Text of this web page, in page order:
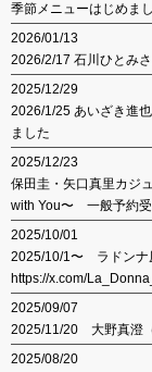
季節メニューはじめま
2026/01/13
2026/2/17 石川ひと
2025/12/29
2026/1/25 あいざき進
ました
2025/12/23
保田圭・矢口真里カジ
with You〜 一般予約受
2025/10/01
2025/10/1〜 ラドン
https://x.com/
2025/09/07
2025/11/20 大野真澄
2025/08/20